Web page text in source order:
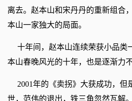
离去。赵本山和宋丹丹的重新组合
本山一家独大的局面。
十年间，赵本山连续荣获小品类
本山春晚风光的十年，也是逐渐力
2001年的《卖拐》大获成功，但
世，范伟的退出，铁三角忽然瓦解